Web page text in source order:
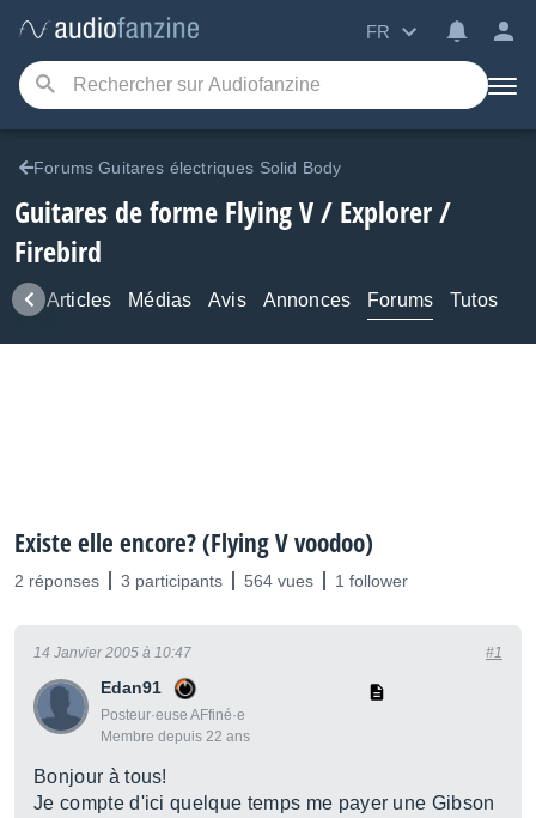
FR
Forums Guitares électriques Solid Body
Guitares de forme Flying V / Explorer /
Firebird
Articles Médias Avis Annonces Forums Tutos
Existe elle encore? (Flying V voodoo)
2 réponses 3 participants 564 vues 1 follower
Edan91
Posteur·euse AFfiné·e
Membre depuis 22 ans
14 Janvier 2005 à 10:47 #1
Bonjour à tous!
Je compte d'ici quelque temps me payer une Gibson